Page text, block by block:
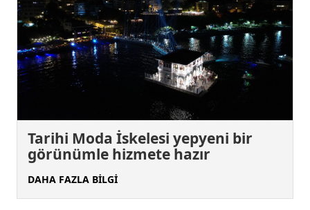
Tarihi Moda İskelesi yepyeni bir
görünümle hizmete hazır
DAHA FAZLA BİLGİ